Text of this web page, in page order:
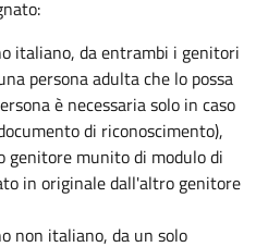
:
italiano, da entrambi i genitori
persona adulta che lo possa
è necessaria solo in caso
di riconoscimento),
genitore munito di modulo di
in originale dall'altro genitore
non italiano, da un solo